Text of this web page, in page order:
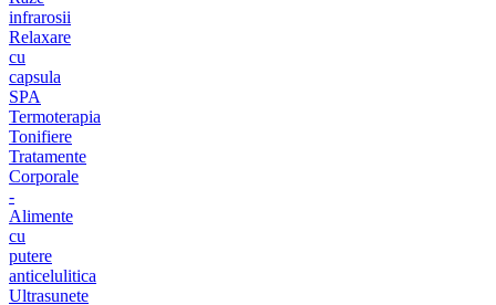
infrarosii
Relaxare
cu
capsula
SPA
Termoterapia
Tonifiere
Tratamente
Corporale
-
Alimente
cu
putere
anticelulitica
Ultrasunete